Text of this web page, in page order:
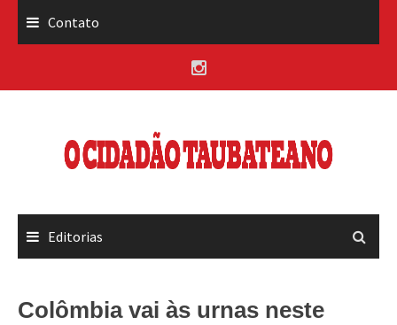
Contato
Editorias
Colômbia vai às urnas neste